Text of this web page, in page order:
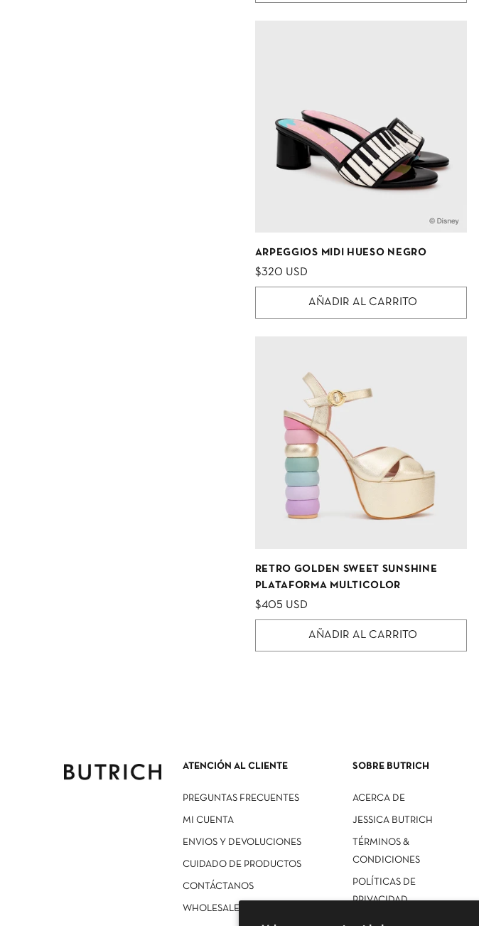
ARPEGGIOS MIDI HUESO NEGRO
$320 USD
AÑADIR AL CARRITO
RETRO GOLDEN SWEET SUNSHINE
PLATAFORMA MULTICOLOR
$405 USD
AÑADIR AL CARRITO
ATENCIÓN AL CLIENTE
PREGUNTAS FRECUENTES
MI CUENTA
ENVIOS Y DEVOLUCIONES
CUIDADO DE PRODUCTOS
CONTÁCTANOS
WHOLESALE
SOBRE BUTRICH
ACERCA DE
JESSICA BUTRICH
TÉRMINOS &
CONDICIONES
POLÍTICAS DE
PRIVACIDAD